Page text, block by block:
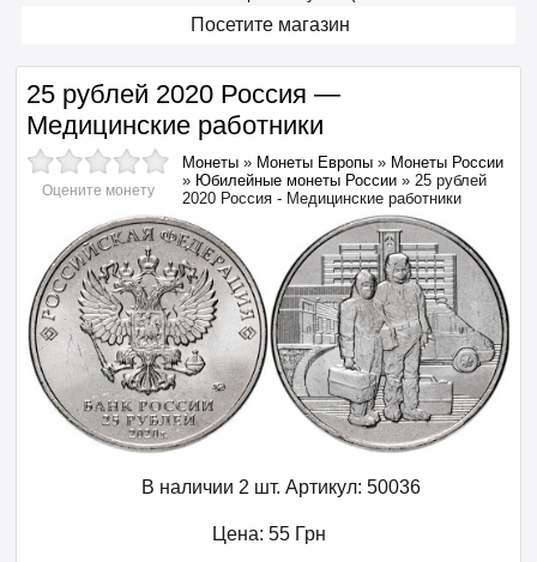
Посетите магазин
25 рублей 2020 Россия —
Медицинские работники
Оцените монету
Монеты » Монеты Европы » Монеты России
» Юбилейные монеты России » 25 рублей
2020 Россия - Медицинские работники
В наличии 2 шт. Артикул: 50036
Цена: 55 Грн